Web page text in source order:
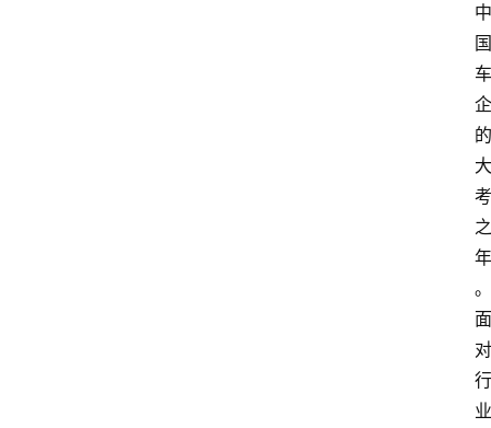
中
国
车
企
的
大
考
之
年
。
面
对
行
业